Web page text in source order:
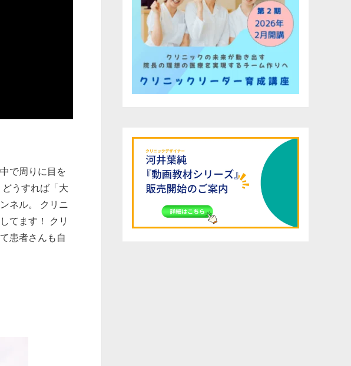
で周りに目を
うすれば「大
ネル。 クリニ
てます！ クリ
患者さんも自